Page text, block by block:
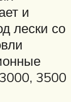
и
лески со
3500